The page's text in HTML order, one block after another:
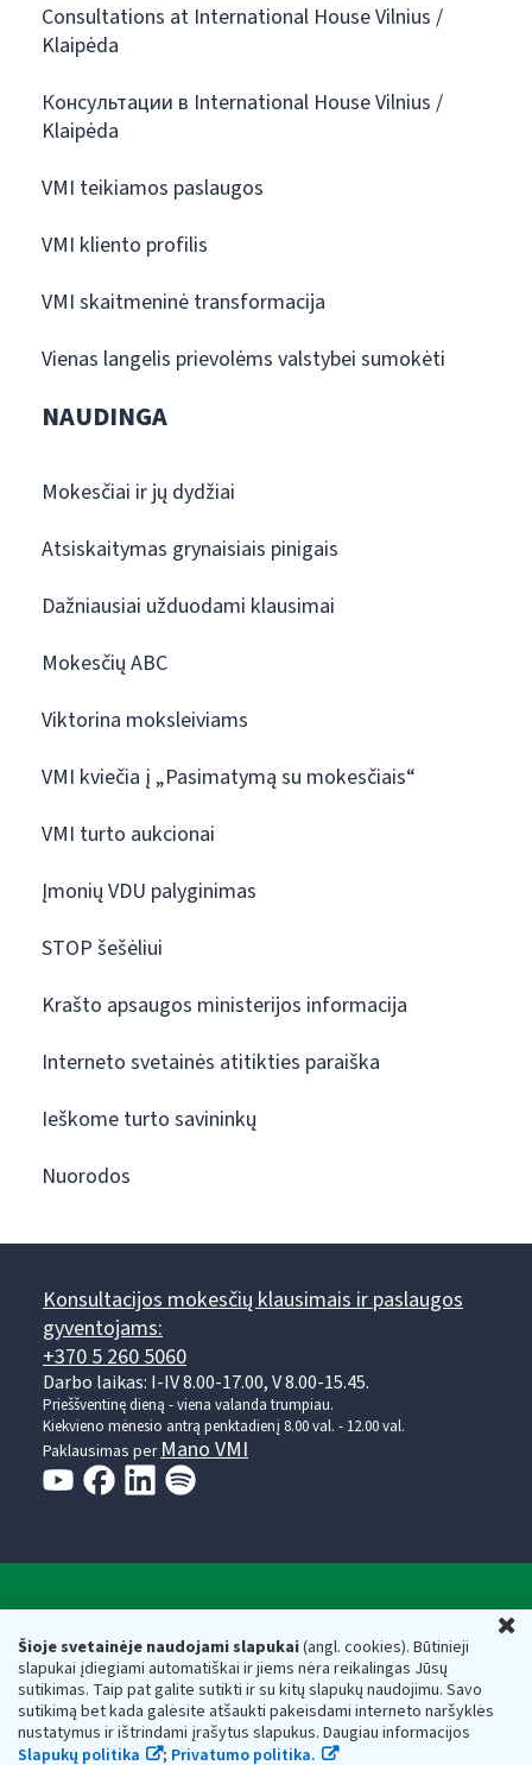
Šioje svetainėje naudojami slapukai(angl. cookies). Būtinieji
slapukai įdiegiami automatiškai ir jiems nėra reikalingas Jūsų
sutikimas. Taip pat galite sutikti ir su kitų slapukų naudojimu. Savo
sutikimą bet kada galėsite atšaukti pakeisdami interneto naršyklės
nustatymus ir ištrindami įrašytus slapukus. Daugiau informacijos
Slapukų politika
; Privatumo politika.
Consultations at International House Vilnius /
Klaipėda
Консультации в International House Vilnius /
Klaipėda
VMI teikiamos paslaugos
VMI kliento profilis
VMI skaitmeninė transformacija
Vienas langelis prievolėms valstybei sumokėti
NAUDINGA
Mokesčiai ir jų dydžiai
Atsiskaitymas grynaisiais pinigais
Dažniausiai užduodami klausimai
Mokesčių ABC
Viktorina moksleiviams
VMI kviečia į „Pasimatymą su mokesčiais“
VMI turto aukcionai
Įmonių VDU palyginimas
STOP šešėliui
Krašto apsaugos ministerijos informacija
Interneto svetainės atitikties paraiška
Ieškome turto savininkų
Nuorodos
Konsultacijos mokesčių klausimais ir paslaugos
gyventojams:
+370 5 260 5060
Darbo laikas: I-IV 8.00-17.00, V 8.00-15.45.
Prieššventinę dieną - viena valanda trumpiau.
Kiekvieno mėnesio antrą penktadienį 8.00 val. - 12.00 val.
Paklausimas per Mano VMI
Respublikos finansų ministerijos
Biudžetinė įstaiga. Juridinio asmens kodas — 188659752,
adresas: Vasario 16-osios g. 14, 01107 Vilnius, Lietuva, el.paštas:
vmi@vmi.lt, E. pristatymo dėžutės adresas 188659752
Duomenys apie Valstybinę mokesčių inspekciją prie Lietuvos